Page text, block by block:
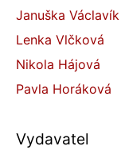
Januška Václavík
Lenka Vlčková
Nikola Hájová
Pavla Horáková
Vydavatel